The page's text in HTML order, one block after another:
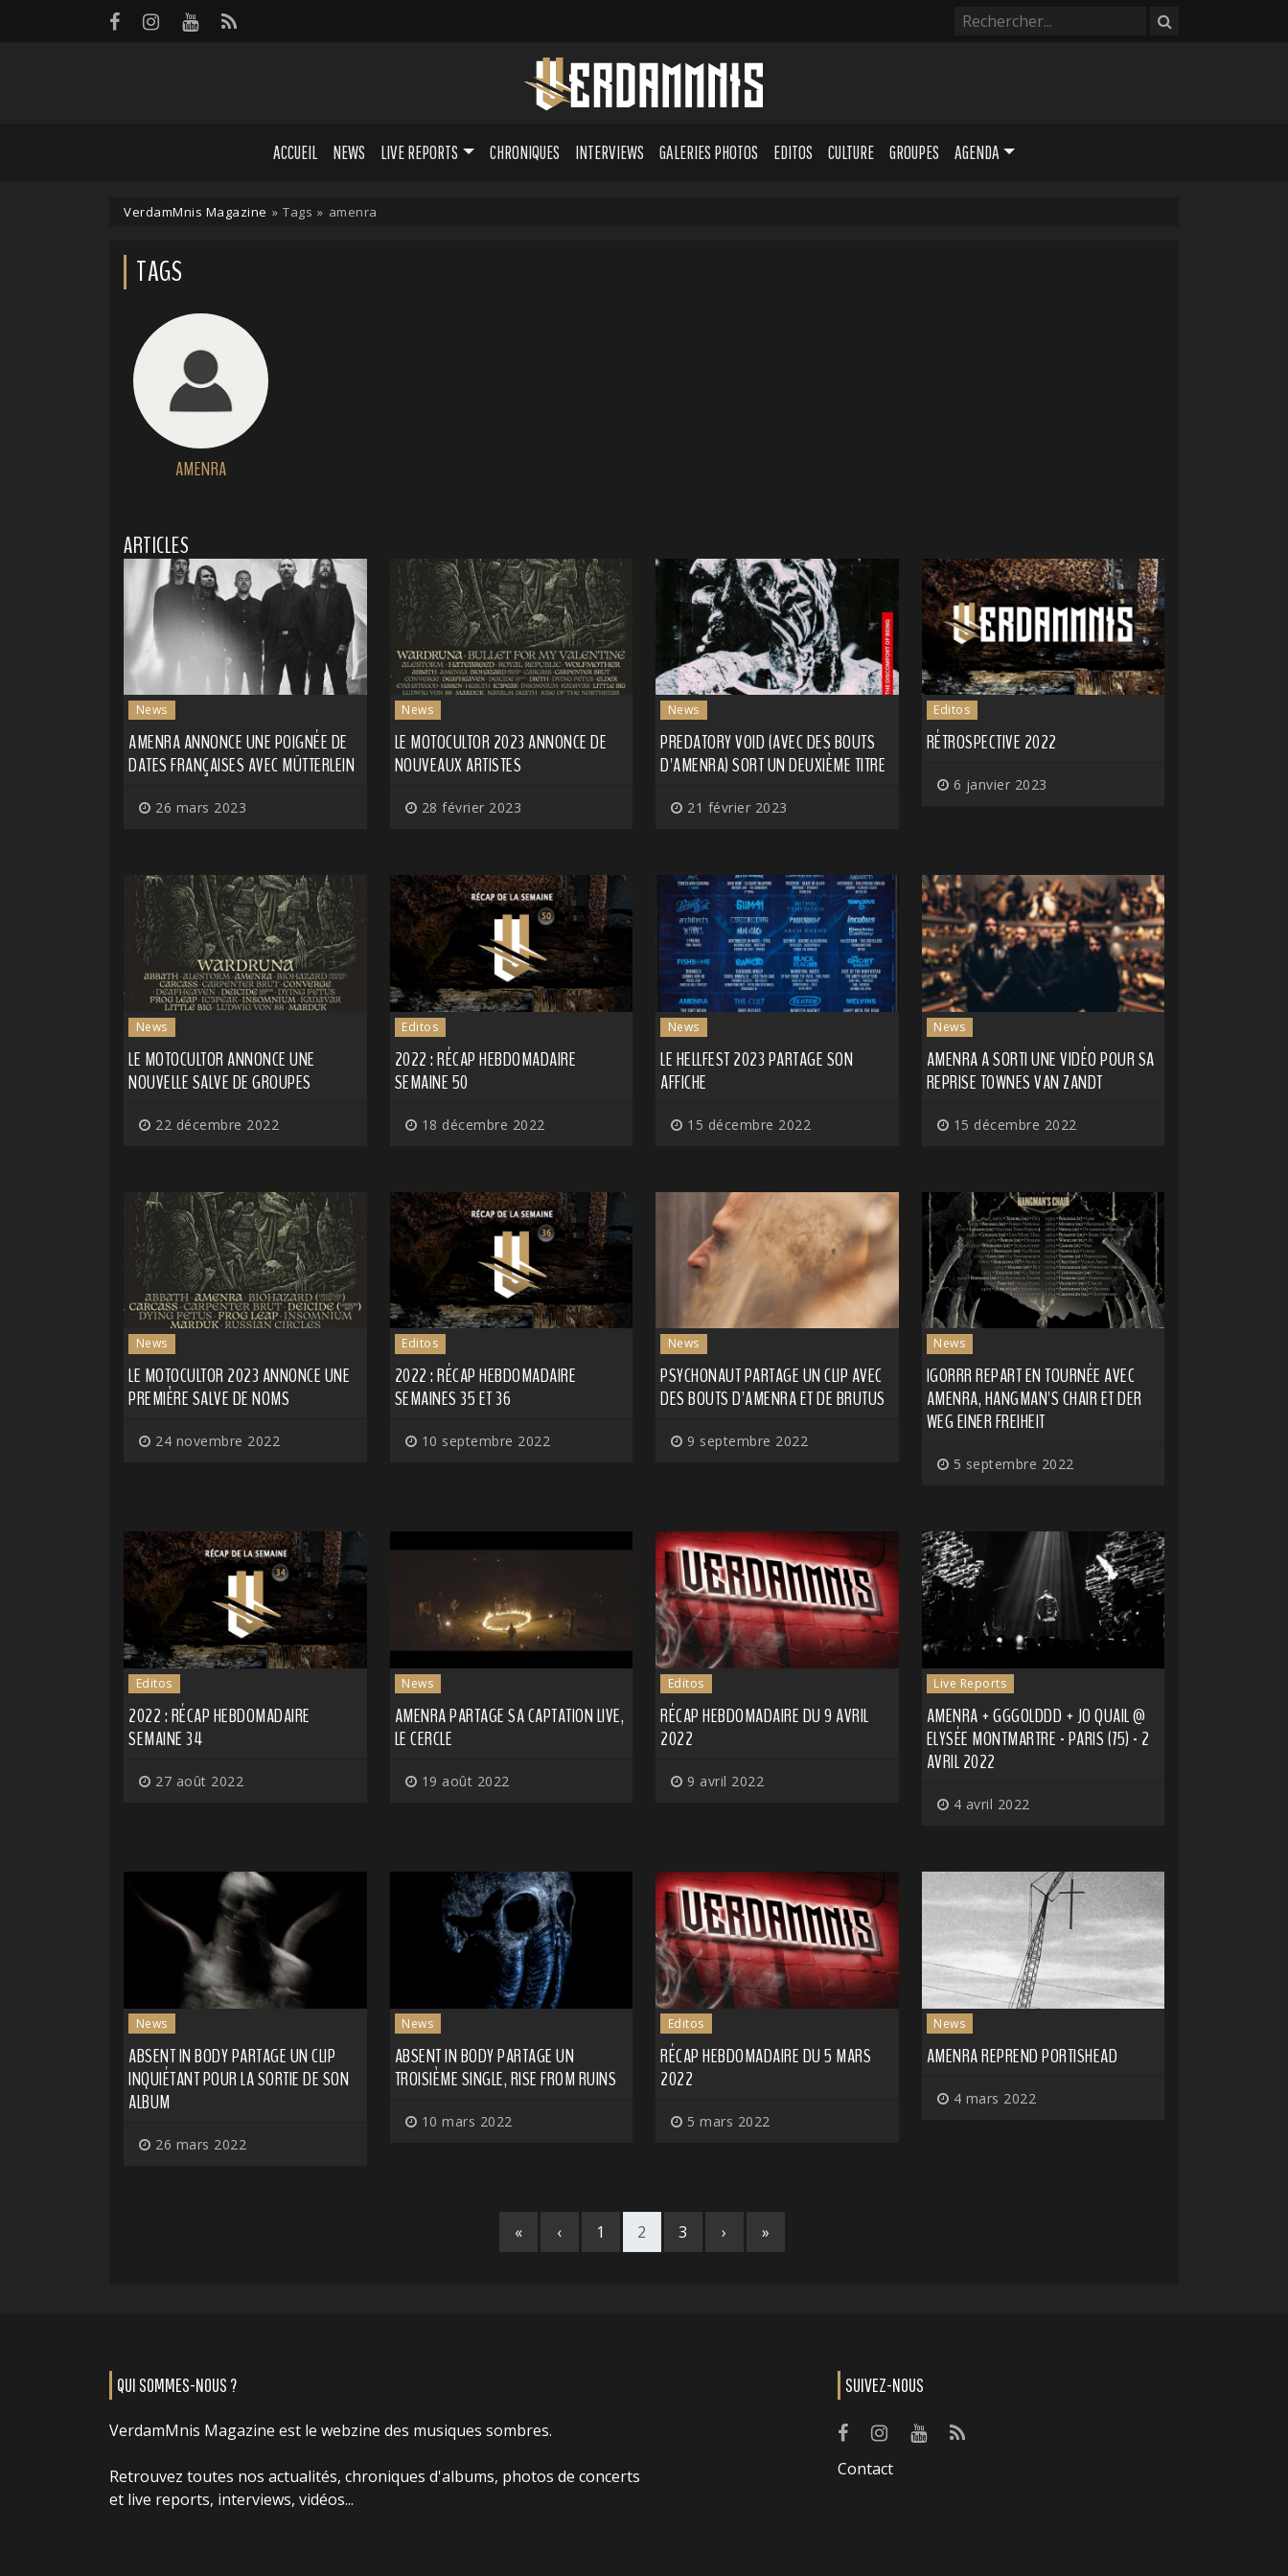
ACCUEIL NEWS LIVE REPORTS CHRONIQUES INTERVIEWS GALERIES PHOTOS EDITOS CULTURE GROUPES AGENDA
VerdamMnis Magazine » Tags » amenra
TAGS
AMENRA
ARTICLES
News
AMENRA ANNONCE UNE POIGNÉE DE
DATES FRANÇAISES AVEC MÜTTERLEIN
26 mars 2023
News
LE MOTOCULTOR 2023 ANNONCE DE
NOUVEAUX ARTISTES
28 février 2023
News
PREDATORY VOID (AVEC DES BOUTS
D'AMENRA) SORT UN DEUXIÈME TITRE
21 février 2023
Editos
RÉTROSPECTIVE 2022
6 janvier 2023
News
LE MOTOCULTOR ANNONCE UNE
NOUVELLE SALVE DE GROUPES
22 décembre 2022
Editos
2022 : RÉCAP HEBDOMADAIRE
SEMAINE 50
18 décembre 2022
News
LE HELLFEST 2023 PARTAGE SON
AFFICHE
15 décembre 2022
News
AMENRA A SORTI UNE VIDÉO POUR SA
REPRISE TOWNES VAN ZANDT
15 décembre 2022
News
LE MOTOCULTOR 2023 ANNONCE UNE
PREMIÈRE SALVE DE NOMS
24 novembre 2022
Editos
2022 : RÉCAP HEBDOMADAIRE
SEMAINES 35 ET 36
10 septembre 2022
News
PSYCHONAUT PARTAGE UN CLIP AVEC
DES BOUTS D'AMENRA ET DE BRUTUS
9 septembre 2022
News
IGORRR REPART EN TOURNÉE AVEC
AMENRA, HANGMAN'S CHAIR ET DER
WEG EINER FREIHEIT
5 septembre 2022
Editos
2022 : RÉCAP HEBDOMADAIRE
SEMAINE 34
27 août 2022
News
AMENRA PARTAGE SA CAPTATION LIVE,
LE CERCLE
19 août 2022
Editos
RÉCAP HEBDOMADAIRE DU 9 AVRIL
2022
9 avril 2022
Live Reports
AMENRA + GGGOLDDD + JO QUAIL @
ELYSÉE MONTMARTRE - PARIS (75) - 2
AVRIL 2022
4 avril 2022
News
ABSENT IN BODY PARTAGE UN CLIP
INQUIÉTANT POUR LA SORTIE DE SON
ALBUM
26 mars 2022
News
ABSENT IN BODY PARTAGE UN
TROISIÈME SINGLE, RISE FROM RUINS
10 mars 2022
Editos
RÉCAP HEBDOMADAIRE DU 5 MARS
2022
5 mars 2022
News
AMENRA REPREND PORTISHEAD
4 mars 2022
« ‹ 1 2 3 › »
QUI SOMMES-NOUS ?
VerdamMnis Magazine est le webzine des musiques sombres.
Retrouvez toutes nos actualités, chroniques d'albums, photos de concerts
et live reports, interviews, vidéos...
SUIVEZ-NOUS
Contact
Panneau de gestion des cookies